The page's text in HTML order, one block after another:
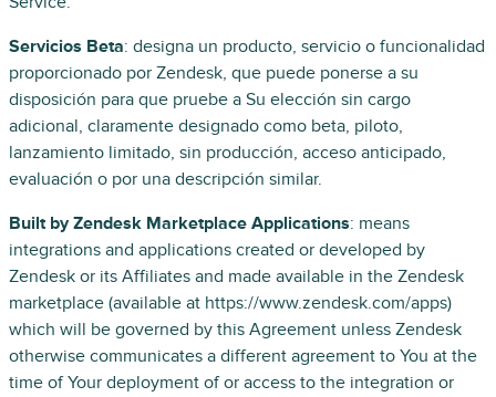
Servicios Beta: designa un producto, servicio o funcionalidad
proporcionado por Zendesk, que puede ponerse a su
disposición para que pruebe a Su elección sin cargo
adicional, claramente designado como beta, piloto,
lanzamiento limitado, sin producción, acceso anticipado,
evaluación o por una descripción similar.
Built by Zendesk Marketplace Applications: means
integrations and applications created or developed by
Zendesk or its Affiliates and made available in the Zendesk
marketplace (available at https://www.zendesk.com/apps)
which will be governed by this Agreement unless Zendesk
otherwise communicates a different agreement to You at the
time of Your deployment of or access to the integration or